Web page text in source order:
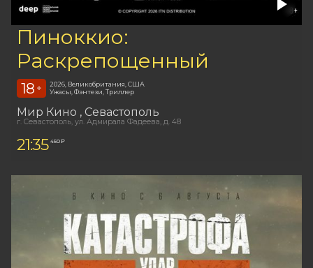
Пиноккио:
Раскрепощенный
18 +
2026, Великобритания, США
Ужасы, Фэнтези, Триллер
Мир Кино , Севастополь
г. Севастополь, ул. Адмирала Фадеева, д. 48
21:35 450 ₽